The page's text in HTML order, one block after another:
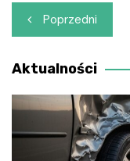
Nawigacja
wpisu
Poprzedni
Aktualności